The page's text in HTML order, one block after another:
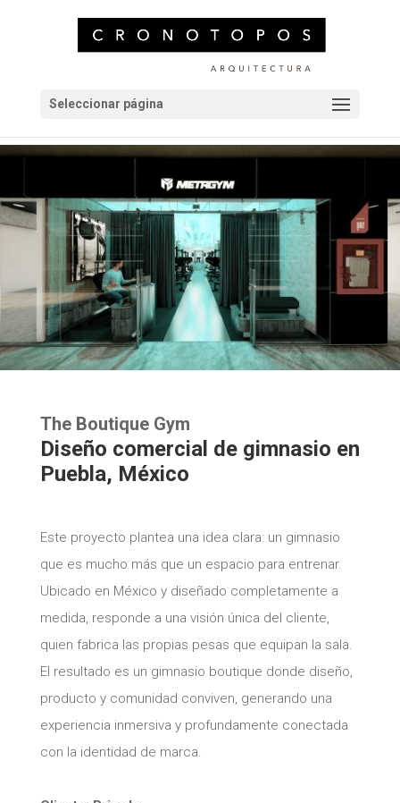
Seleccionar página
The Boutique Gym
Diseño comercial de gimnasio en
Puebla, México
Este proyecto plantea una idea clara: un gimnasio
que es mucho más que un espacio para entrenar.
Ubicado en México y diseñado completamente a
medida, responde a una visión única del cliente,
quien fabrica las propias pesas que equipan la sala.
El resultado es un gimnasio boutique donde diseño,
producto y comunidad conviven, generando una
experiencia inmersiva y profundamente conectada
con la identidad de marca.